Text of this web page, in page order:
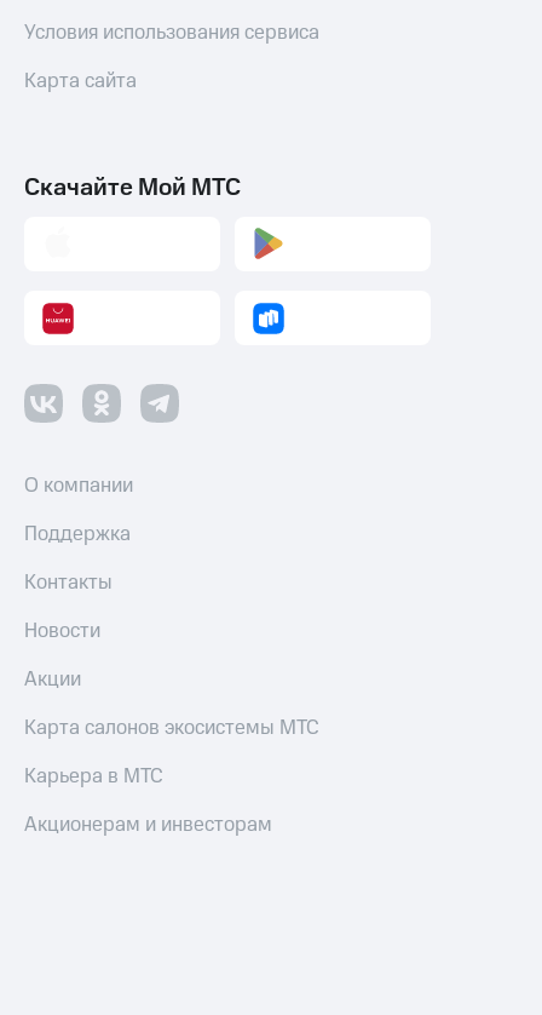
Условия использования сервиса
Карта сайта
Скачайте Мой МТС
О компании
Поддержка
Контакты
Новости
Акции
Карта салонов экосистемы МТС
Карьера в МТС
Акционерам и инвесторам